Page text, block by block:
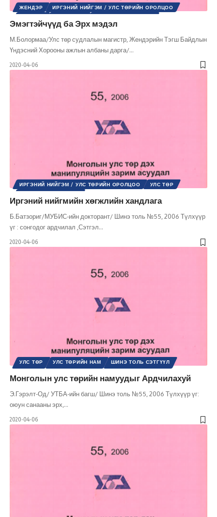
ЖЕНДЭР
ИРГЭНИЙ НИЙГЭМ / УЛС ТӨРИЙН ОРОЛЦОО
Эмэгтэйчүүд ба Эрх мэдэл
М.Болормаа/Улс төр судлалын магистр, Жендэрийн Тэгш Байдлын
Үндэсний Хорооны ажлын албаны дарга/…
2020-04-06
ИРГЭНИЙ НИЙГЭМ / УЛС ТӨРИЙН ОРОЛЦОО
УЛС ТӨР
Иргэний нийгмийн хөгжлийн хандлага
Б.Батзориг/МУБИС-ийн докторант/ Шинэ толь №55, 2006 Түлхүүр
үг : сонгодог ардчилал ,Сэтгэл…
2020-04-06
УЛС ТӨР УЛС ТӨРИЙН НАМ ШИНЭ ТОЛЬ СЭТГҮҮЛ
Монголын улс төрийн намуудыг Ардчилахуй
Э.Гэрэлт-Од/ УТБА-ийн багш/ Шинэ толь №55, 2006 Түлхүүр үг:
оюун санааны эрх, …
2020-04-06